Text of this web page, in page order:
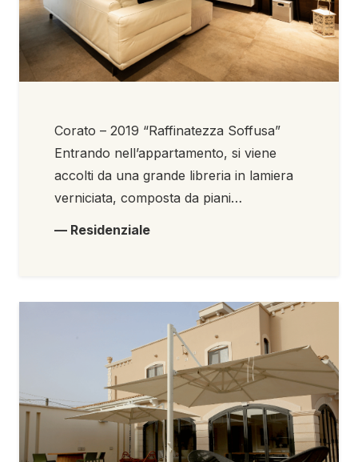
Corato – 2019 “Raffinatezza Soffusa”
Entrando nell’appartamento, si viene
accolti da una grande libreria in lamiera
verniciata, composta da piani…
— Residenziale